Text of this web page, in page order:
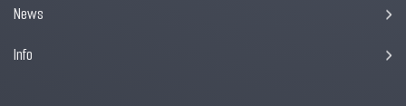
News
Info